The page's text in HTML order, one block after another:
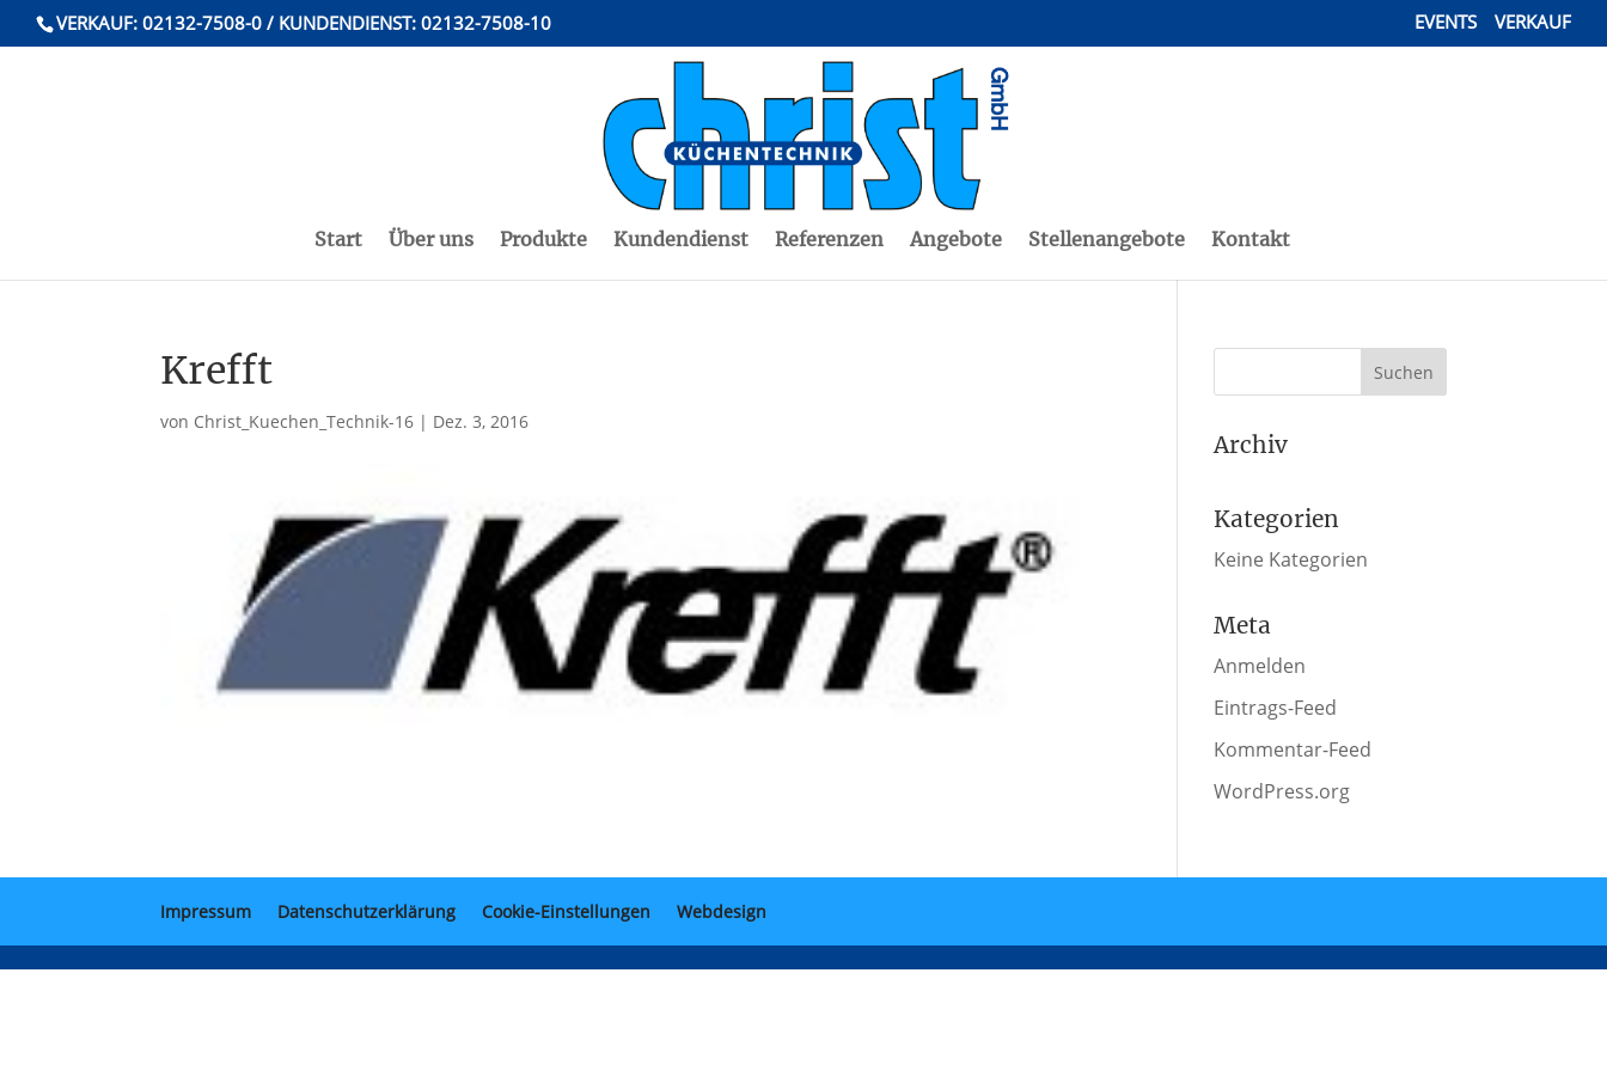
VERKAUF: 02132-7508-0 / KUNDENDIENST: 02132-7508-10 EVENTS VERKAUF
Start Über uns Produkte Kundendienst Referenzen Angebote Stellenangebote Kontakt
Krefft
von Christ_Kuechen_Technik-16 | Dez. 3, 2016
Archiv
Kategorien
Keine Kategorien
Meta
Anmelden
Eintrags-Feed
Kommentar-Feed
WordPress.org
Impressum Datenschutzerklärung Cookie-Einstellungen Webdesign